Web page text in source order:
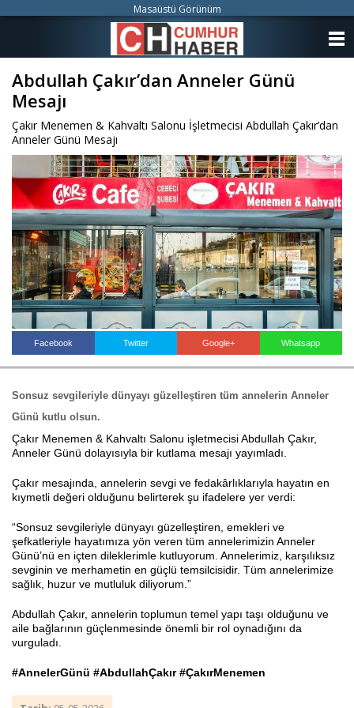
Abdullah Çakır’dan Anneler Günü
Mesajı
Çakır Menemen & Kahvaltı Salonu İşletmecisi Abdullah Çakır’dan
Anneler Günü Mesajı
Facebook Twitter Google+ Whatsapp
Sonsuz sevgileriyle dünyayı güzelleştiren tüm annelerin Anneler
Günü kutlu olsun.
Çakır Menemen & Kahvaltı Salonu işletmecisi Abdullah Çakır,
Anneler Günü dolayısıyla bir kutlama mesajı yayımladı.
Çakır mesajında, annelerin sevgi ve fedakârlıklarıyla hayatın en
kıymetli değeri olduğunu belirterek şu ifadelere yer verdi:
“Sonsuz sevgileriyle dünyayı güzelleştiren, emekleri ve
şefkatleriyle hayatımıza yön veren tüm annelerimizin Anneler
Günü’nü en içten dileklerimle kutluyorum. Annelerimiz, karşılıksız
sevginin ve merhametin en güçlü temsilcisidir. Tüm annelerimize
sağlık, huzur ve mutluluk diliyorum.”
Abdullah Çakır, annelerin toplumun temel yapı taşı olduğunu ve
aile bağlarının güçlenmesinde önemli bir rol oynadığını da
vurguladı.
#AnnelerGünü #AbdullahÇakır #ÇakırMenemen
Masaüstü Görünüm
KATEGORİLER
FOTO GALERİ
VİDEO GALERİ
KÜNYE
İLETİŞİM